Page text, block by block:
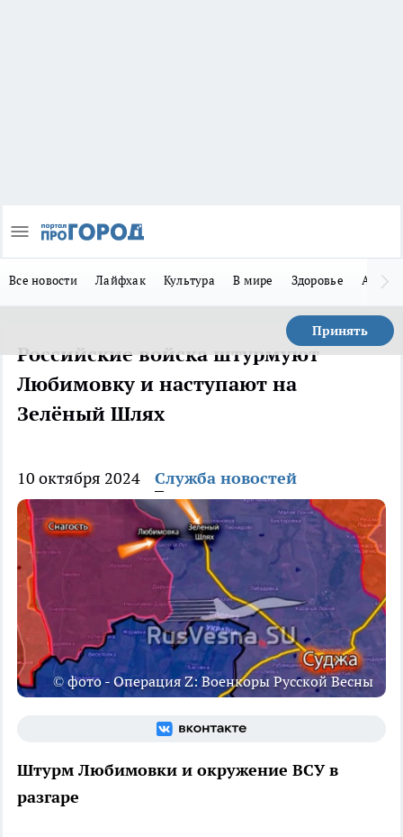
Все новости Лайфхак Культура В мире Здоровье Авто
Принять
Российские войска штурмуют
Любимовку и наступают на
Зелёный Шлях
10 октября 2024 Служба новостей
© фото - Операция Z: Военкоры Русской Весны
Штурм Любимовки и окружение ВСУ в
разгаре